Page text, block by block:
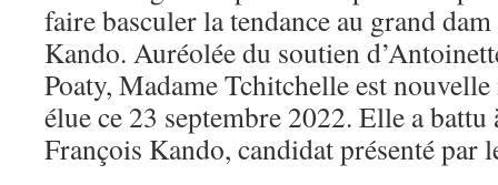
faire basculer la tendance au grand
Kando. Auréolée du soutien
Poaty, Madame Tchitchelle est
élue ce 23 septembre 2022. Elle a battu
François Kando, candidat présenté par